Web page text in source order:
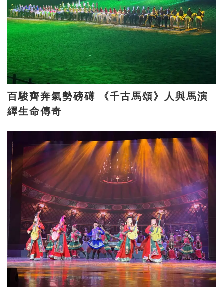
百駿齊奔氣勢磅礡 《千古馬頌》人與馬演
繹生命傳奇